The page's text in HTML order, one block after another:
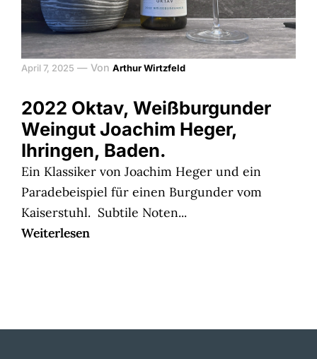
April 7, 2025 — Von Arthur Wirtzfeld
2022 Oktav, Weißburgunder
Weingut Joachim Heger,
Ihringen, Baden.
Ein Klassiker von Joachim Heger und ein
Paradebeispiel für einen Burgunder vom
Kaiserstuhl. Subtile Noten...
Weiterlesen